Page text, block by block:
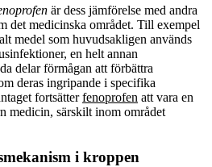
är dess jämförelse med andra
det medicinska området. Till exempel
medel som huvudsakligen används
en helt annan
delar förmågan att förbättra
deras ingripande i specifika
fortsätterfenoprofen att vara en
medicin, särskilt inom området
i kroppen